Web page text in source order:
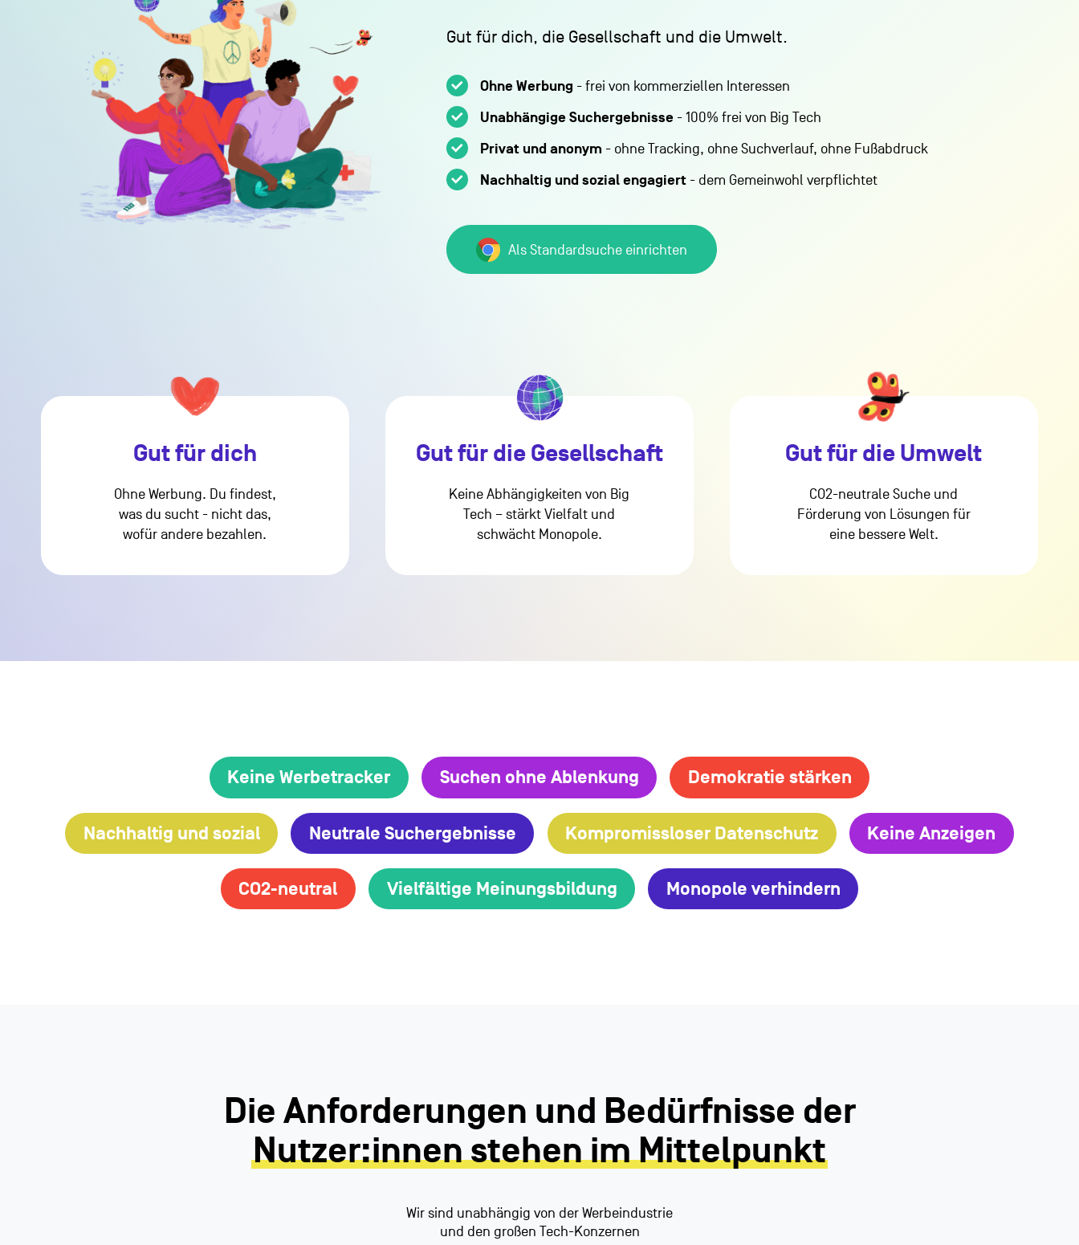
Gut für dich, die Gesellschaft und die Umwelt.
Ohne Werbung - frei von kommerziellen Interessen
Unabhängige Suchergebnisse - 100% frei von Big Tech
Privat und anonym - ohne Tracking, ohne Suchverlauf, ohne Fußabdruck
Nachhaltig und sozial engagiert- dem Gemeinwohl verpflichtet
Als Standardsuche einrichten
Gut für dich
Ohne Werbung. Du findest,
was du sucht - nicht das,
wofür andere bezahlen.
Gut für die Gesellschaft
Keine Abhängigkeiten von Big
Tech – stärkt Vielfalt und
schwächt Monopole.
Gut für die Umwelt
CO2-neutrale Suche und
Förderung von Lösungen für
eine bessere Welt.
Keine Werbetracker Suchen ohne Ablenkung Demokratie stärken
Nachhaltig und sozial Neutrale Suchergebnisse Kompromissloser Datenschutz Keine Anzeigen
CO2-neutral Vielfältige Meinungsbildung Monopole verhindern
Die Anforderungen und Bedürfnisse der
Nutzer:innen stehen im Mittelpunkt
Wir sind unabhängig von der Werbeindustrie
und den großen Tech-Konzernen